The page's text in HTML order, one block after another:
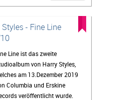
- Fine Line
Line ist das zweite
von Harry Styles,
am 13.Dezember 2019
Columbia und Erskine
veröffentlicht wurde.